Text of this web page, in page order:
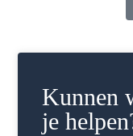
Kunnen
je